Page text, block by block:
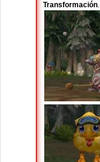
Transformación.